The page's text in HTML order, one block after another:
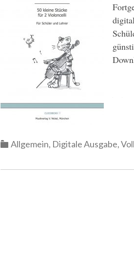
Categories
Allgemein, Digitale Ausgabe,